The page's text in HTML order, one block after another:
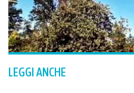
LEGGI ANCHE